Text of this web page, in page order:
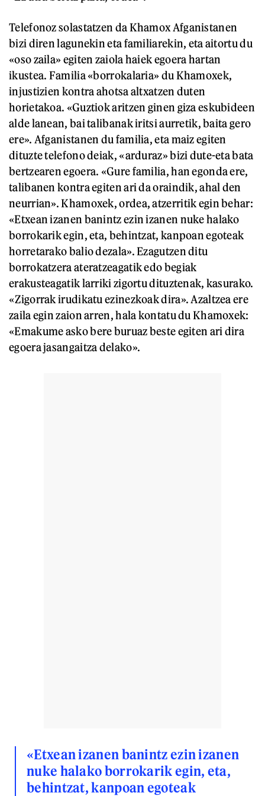
Telefonoz solastatzen da Khamox Afganistanen
bizi diren lagunekin eta familiarekin, eta aitortu du
«oso zaila» egiten zaiola haiek egoera hartan
ikustea. Familia «borrokalaria» du Khamoxek,
injustizien kontra ahotsa altxatzen duten
horietakoa. «Guztiok aritzen ginen giza eskubideen
alde lanean, bai talibanak iritsi aurretik, baita gero
ere». Afganistanen du familia, eta maiz egiten
dituzte telefono deiak, «arduraz» bizi dute-eta bata
bertzearen egoera. «Gure familia, han egonda ere,
talibanen kontra egiten ari da oraindik, ahal den
neurrian». Khamoxek, ordea, atzerritik egin behar:
«Etxean izanen banintz ezin izanen nuke halako
borrokarik egin, eta, behintzat, kanpoan egoteak
horretarako balio dezala». Ezagutzen ditu
borrokatzera ateratzeagatik edo begiak
erakusteagatik larriki zigortu dituztenak, kasurako.
«Zigorrak irudikatu ezinezkoak dira». Azaltzea ere
zaila egin zaion arren, hala kontatu du Khamoxek:
«Emakume asko bere buruaz beste egiten ari dira
egoera jasangaitza delako».
«Etxean izanen banintz ezin izanen
nuke halako borrokarik egin, eta,
behintzat, kanpoan egoteak